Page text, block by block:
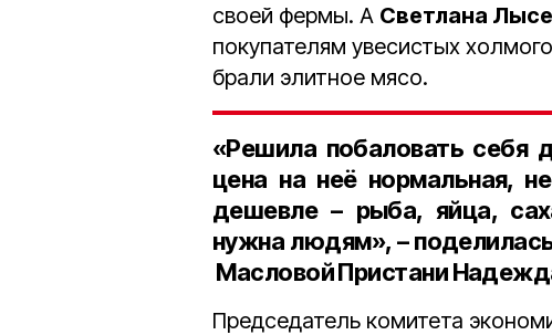
своей фермы. А Светлана
покупателям увесистых
брали элитное мясо.
«Решила побаловать себя
цена на неё нормальная,
дешевле – рыба, яйца,
нужна людям», –
Масловой Пристани
Председатель комитета